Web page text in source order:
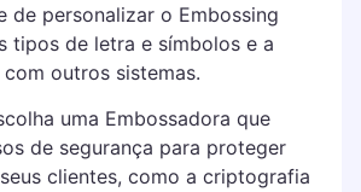
de personalizar o Embossing
tipos de letra e símbolos e a
outros sistemas.
uma Embossadora que
de segurança para proteger
clientes, como a criptografia